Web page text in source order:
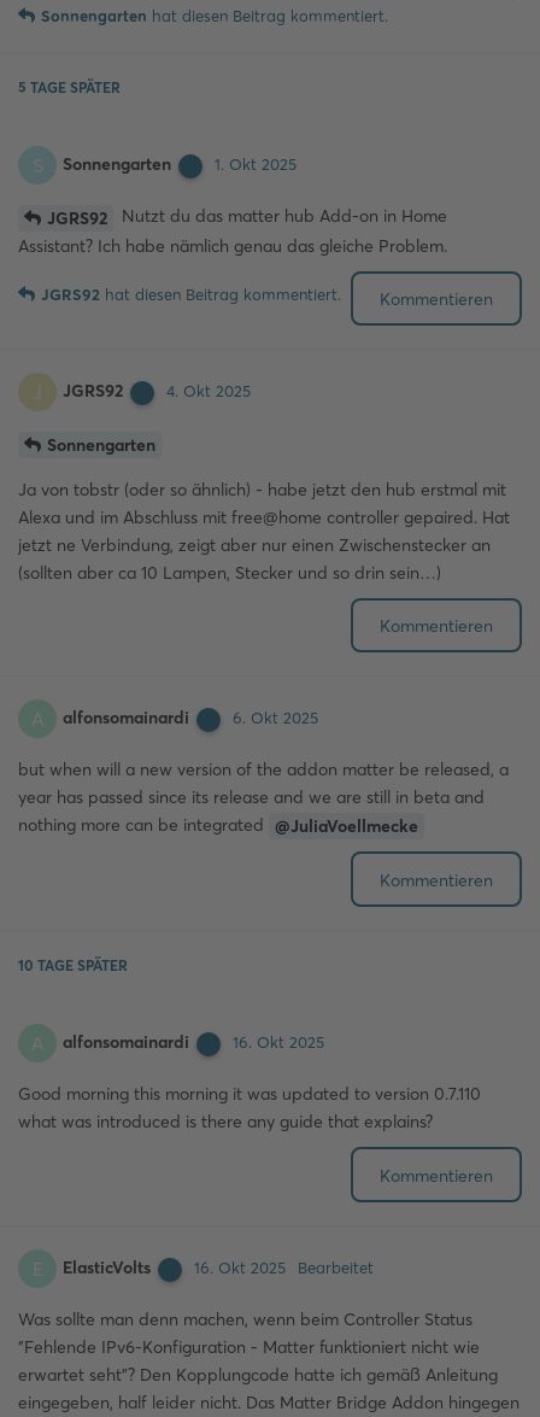
Sonnengarten hat diesen Beitrag kommentiert.
5 TAGE SPÄTER
S Sonnengarten 1. Okt 2025
JGRS92
Nutzt du das matter hub Add-on in Home
Assistant? Ich habe nämlich genau das gleiche Problem.
Kommentieren
JGRS92 hat diesen Beitrag kommentiert.
J JGRS92 4. Okt 2025
Sonnengarten
Ja von tobstr (oder so ähnlich) - habe jetzt den hub erstmal mit
Alexa und im Abschluss mit free@home controller gepaired. Hat
jetzt ne Verbindung, zeigt aber nur einen Zwischenstecker an
(sollten aber ca 10 Lampen, Stecker und so drin sein…)
Kommentieren
A alfonsomainardi 6. Okt 2025
but when will a new version of the addon matter be released, a
year has passed since its release and we are still in beta and
nothing more can be integrated
@JuliaVoellmecke
Kommentieren
10 TAGE SPÄTER
A alfonsomainardi 16. Okt 2025
Good morning this morning it was updated to version 0.7.110
what was introduced is there any guide that explains?
Kommentieren
E ElasticVolts 16. Okt 2025 Bearbeitet
Was sollte man denn machen, wenn beim Controller Status
"Fehlende IPv6-Konfiguration - Matter funktioniert nicht wie
erwartet seht"? Den Kopplungcode hatte ich gemäß Anleitung
eingegeben, half leider nicht. Das Matter Bridge Addon hingegen